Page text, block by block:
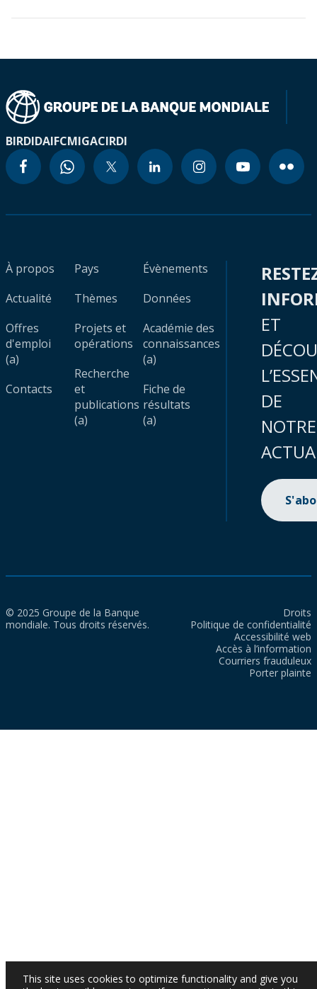
BIRDIDAIFCMIGACIRDI
À propos
Actualité
Offres
d'emploi
(a)
Contacts
Pays
Thèmes
Projets et
opérations
Recherche
et
publications
(a)
Évènements
Données
Académie des
connaissances
(a)
Fiche de
résultats
(a)
ET
DE
NOTRE
© 2025 Groupe de la Banque
mondiale. Tous droits réservés.
Droits
Politique de confidentialité
Accessibilité web
Accès à l’information
Courriers frauduleux
Porter plainte
This site uses cookies to optimize functionality and give you